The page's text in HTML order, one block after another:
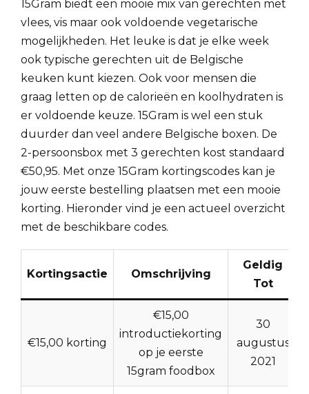
15Gram biedt een mooie mix van gerechten met
vlees, vis maar ook voldoende vegetarische
mogelijkheden. Het leuke is dat je elke week
ook typische gerechten uit de Belgische
keuken kunt kiezen. Ook voor mensen die
graag letten op de calorieën en koolhydraten is
er voldoende keuze. 15Gram is wel een stuk
duurder dan veel andere Belgische boxen. De
2-persoonsbox met 3 gerechten kost standaard
€50,95. Met onze 15Gram kortingscodes kan je
jouw eerste bestelling plaatsen met een mooie
korting. Hieronder vind je een actueel overzicht
met de beschikbare codes.
Kortingsactie Omschrijving
Geldig
Tot
€15,00 korting
€15,00
introductiekorting
op je eerste
15gram foodbox
30
augustus
2021